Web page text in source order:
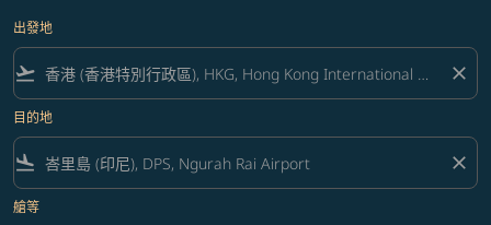
出發地
flight_takeoff close
目的地
flight_land close
艙等